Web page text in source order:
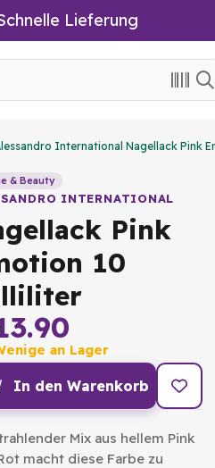
Lieferung
International Nagellack Pink
& Beauty
INTERNATIONAL
Pink
10
an Lager
In den Warenkorb
Mix aus hellem Pink
macht diese Farbe zu